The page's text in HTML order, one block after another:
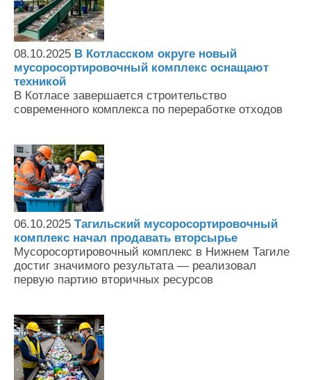
08.10.2025 В Котласском округе новый
мусоросортировочный комплекс оснащают
техникой
В Котласе завершается строительство
современного комплекса по переработке отходов
06.10.2025 Тагильский мусоросортировочный
комплекс начал продавать вторсырье
Мусоросортировочный комплекс в Нижнем Тагиле
достиг значимого результата — реализовал
первую партию вторичных ресурсов